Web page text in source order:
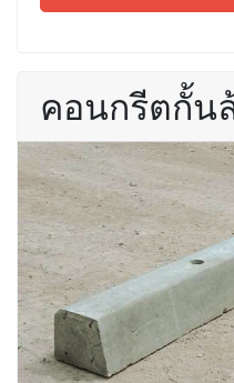
คอนกรีตกั้น